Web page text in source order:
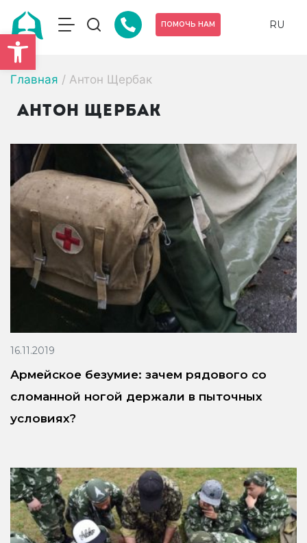
Открыть панель
ПОМОЧЬ НАМ RU
Главная / Антон Щербак
Антон Щербак
16.11.2019
Армейское безумие: зачем рядового со
сломанной ногой держали в пыточных
условиях?